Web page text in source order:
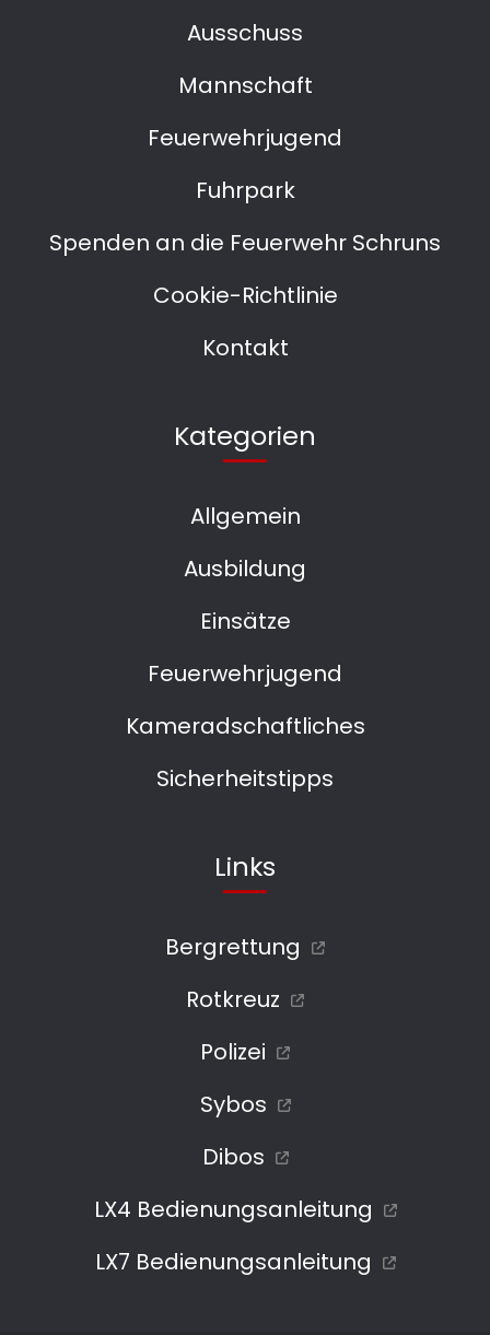
Ausschuss
Mannschaft
Feuerwehrjugend
Fuhrpark
Spenden an die Feuerwehr Schruns
Cookie-Richtlinie
Kontakt
Kategorien
Allgemein
Ausbildung
Einsätze
Feuerwehrjugend
Kameradschaftliches
Sicherheitstipps
Links
Bergrettung
Rotkreuz
Polizei
Sybos
Dibos
LX4 Bedienungsanleitung
LX7 Bedienungsanleitung